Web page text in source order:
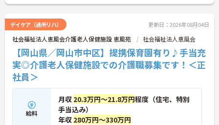
デイケア（通所リハ） 更新日：2026年08月04日
社会福祉法人恵風会介護老人保健施設 恵風苑 社会福祉法人恵風会
【岡山県／岡山市中区】提携保育園有り♪手当充
実◎介護老人保健施設での介護職募集です！＜正
社員＞
給料
月収 20.3万円～21.8万円程度（住宅、特別
手当込み）
年収 280万円～330万円